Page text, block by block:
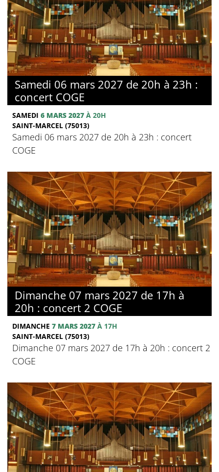
Samedi 06 mars 2027 de 20h à 23h :
concert COGE
SAMEDI 6 MARS 2027 À 20H
SAINT-MARCEL (75013)
Samedi 06 mars 2027 de 20h à 23h : concert
COGE
Dimanche 07 mars 2027 de 17h à
20h : concert 2 COGE
DIMANCHE 7 MARS 2027 À 17H
SAINT-MARCEL (75013)
Dimanche 07 mars 2027 de 17h à 20h : concert 2
COGE